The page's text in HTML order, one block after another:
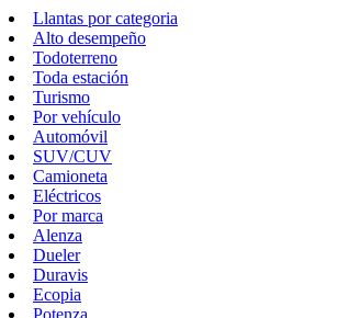
Llantas por categoria
Alto desempeño
Todoterreno
Toda estación
Turismo
Por vehículo
Automóvil
SUV/CUV
Camioneta
Eléctricos
Por marca
Alenza
Dueler
Duravis
Ecopia
Potenza